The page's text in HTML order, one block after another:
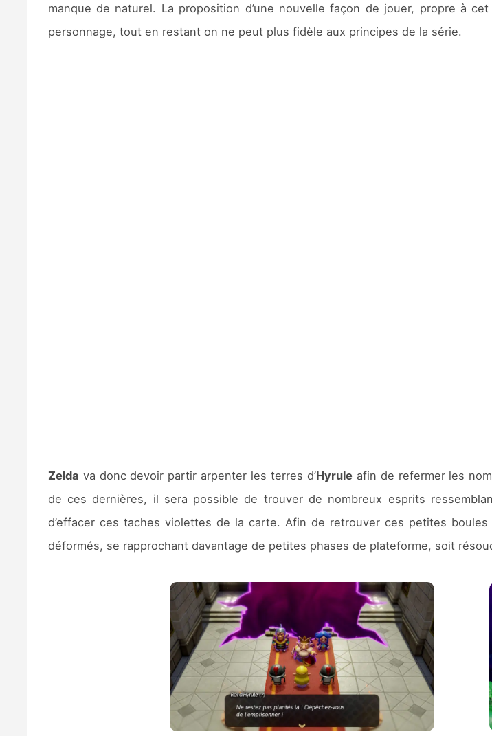
manque de naturel. La proposition d’une nouvelle façon de jouer, propre à
personnage, tout en restant on ne peut plus fidèle aux principes de la série.
Zelda va donc devoir partir arpenter les terres d’Hyruleafin de refermer les
de ces dernières, il sera possible de trouver de nombreux esprits
d’effacer ces taches violettes de la carte. Afin de retrouver ces petites
déformés, se rapprochant davantage de petites phases de plateforme, soit